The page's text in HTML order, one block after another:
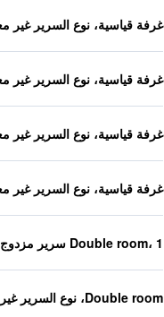
غرفة قياسية، نوع السرير غير
غرفة قياسية، نوع السرير غير
غرفة قياسية، نوع السرير غير
غرفة قياسية، نوع السرير غير
Double room، 1 سرير مزدوج
Double room، نوع السرير غير معروف